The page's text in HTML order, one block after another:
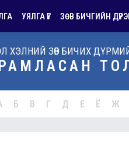
УЯЛГА ҮГ ЗӨВ БИЧГИЙН
ХЭЛНИЙ ЗӨВ БИЧИХ
Б В Г Д Е Ё Ж